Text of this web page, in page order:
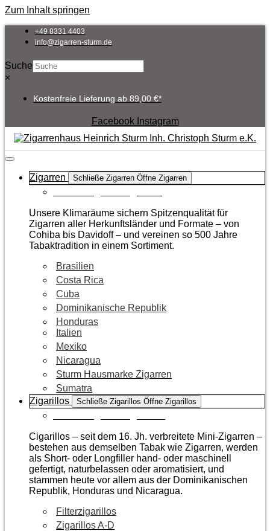
Zum Inhalt springen
+49 8331 4403
info@zigarren-sturm.de
Suche
×
Kostenfreie Lieferung ab 89,00 €*
Facebook Instagram
Zigarren Schließe Zigarren Öffne Zigarren
Unsere Klimaräume sichern Spitzenqualität für
Zigarren aller Herkunftsländer und Formate – von
Cohiba bis Davidoff – und vereinen so 500 Jahre
Tabaktradition in einem Sortiment.
Brasilien
Costa Rica
Cuba
Dominikanische Republik
Honduras
Italien
Mexiko
Nicaragua
Sturm Hausmarke Zigarren
Sumatra
Zigarillos
Schließe Zigarillos Öffne Zigarillos
Cigarillos – seit dem 16. Jh. verbreitete Mini-Zigarren –
bestehen aus demselben Tabak wie Zigarren, werden
als Short- oder Longfiller hand- oder maschinell
gefertigt, naturbelassen oder aromatisiert, und
stammen heute vor allem aus der Dominikanischen
Republik, Honduras und Nicaragua.
Filterzigarillos
Zigarillos A-D